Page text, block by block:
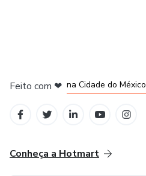
Feito com ❤ na Cidade do México
Conheça a Hotmart